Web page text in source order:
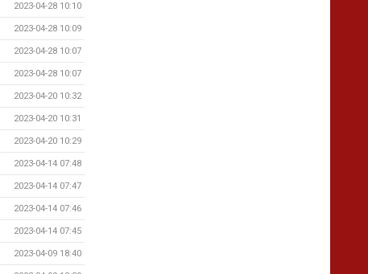
2023-04-28 10:10
2023-04-28 10:09
2023-04-28 10:07
2023-04-28 10:07
2023-04-20 10:32
2023-04-20 10:31
2023-04-20 10:29
2023-04-14 07:48
2023-04-14 07:47
2023-04-14 07:46
2023-04-14 07:45
2023-04-09 18:40